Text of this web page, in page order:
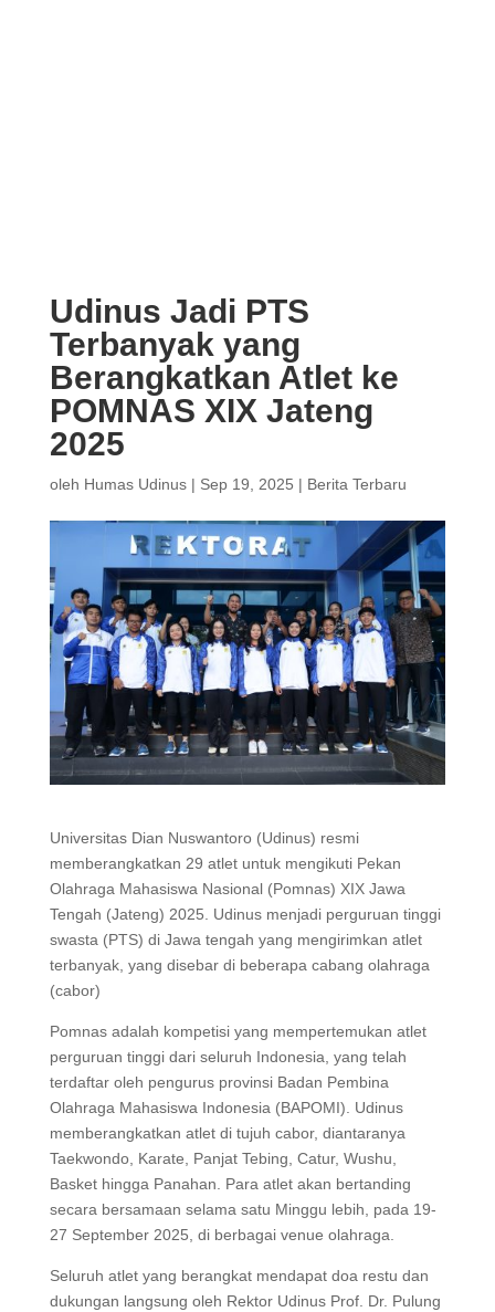
Udinus Jadi PTS
Terbanyak yang
Berangkatkan Atlet ke
POMNAS XIX Jateng
2025
oleh Humas Udinus| Sep 19, 2025 | Berita Terbaru
Universitas Dian Nuswantoro (Udinus) resmi
memberangkatkan 29 atlet untuk mengikuti Pekan
Olahraga Mahasiswa Nasional (Pomnas) XIX Jawa
Tengah (Jateng) 2025. Udinus menjadi perguruan tinggi
swasta (PTS) di Jawa tengah yang mengirimkan atlet
terbanyak, yang disebar di beberapa cabang olahraga
(cabor)
Pomnas adalah kompetisi yang mempertemukan atlet
perguruan tinggi dari seluruh Indonesia, yang telah
terdaftar oleh pengurus provinsi Badan Pembina
Olahraga Mahasiswa Indonesia (BAPOMI). Udinus
memberangkatkan atlet di tujuh cabor, diantaranya
Taekwondo, Karate, Panjat Tebing, Catur, Wushu,
Basket hingga Panahan. Para atlet akan bertanding
secara bersamaan selama satu Minggu lebih, pada 19-
27 September 2025, di berbagai venue olahraga.
Seluruh atlet yang berangkat mendapat doa restu dan
dukungan langsung oleh Rektor Udinus Prof. Dr. Pulung